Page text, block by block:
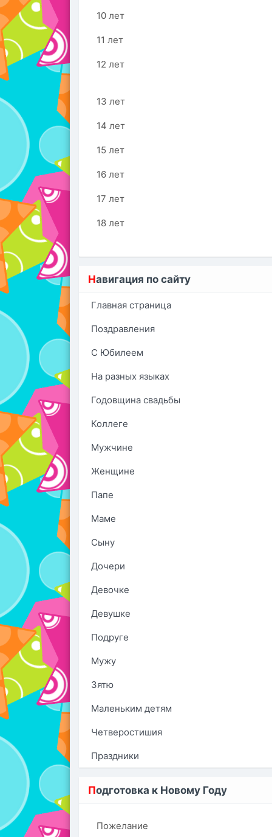
10 лет
11 лет
12 лет
13 лет
14 лет
15 лет
16 лет
17 лет
18 лет
Навигация по сайту
Главная страница
Поздравления
С Юбилеем
На разных языках
Годовщина свадьбы
Коллеге
Мужчине
Женщине
Папе
Маме
Сыну
Дочери
Девочке
Девушке
Подруге
Мужу
Зятю
Маленьким детям
Четверостишия
Праздники
Подготовка к Новому Году
Пожелание